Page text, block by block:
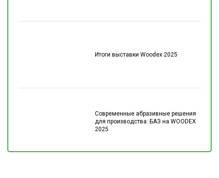
Итоги выставки Woodex 2025
Современные абразивные решения
для производства: БАЗ на WOODEX
2025